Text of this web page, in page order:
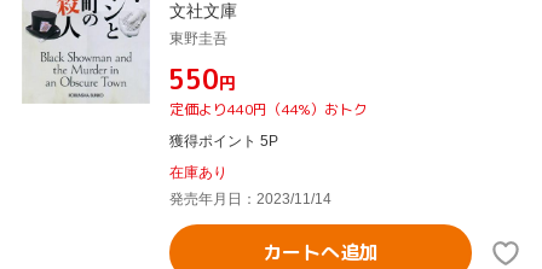
文社文庫
東野圭吾
¥550円
定価より440円（44%）おトク
獲得ポイント 5P
在庫あり
発売年月日：2023/11/14
カートへ追加